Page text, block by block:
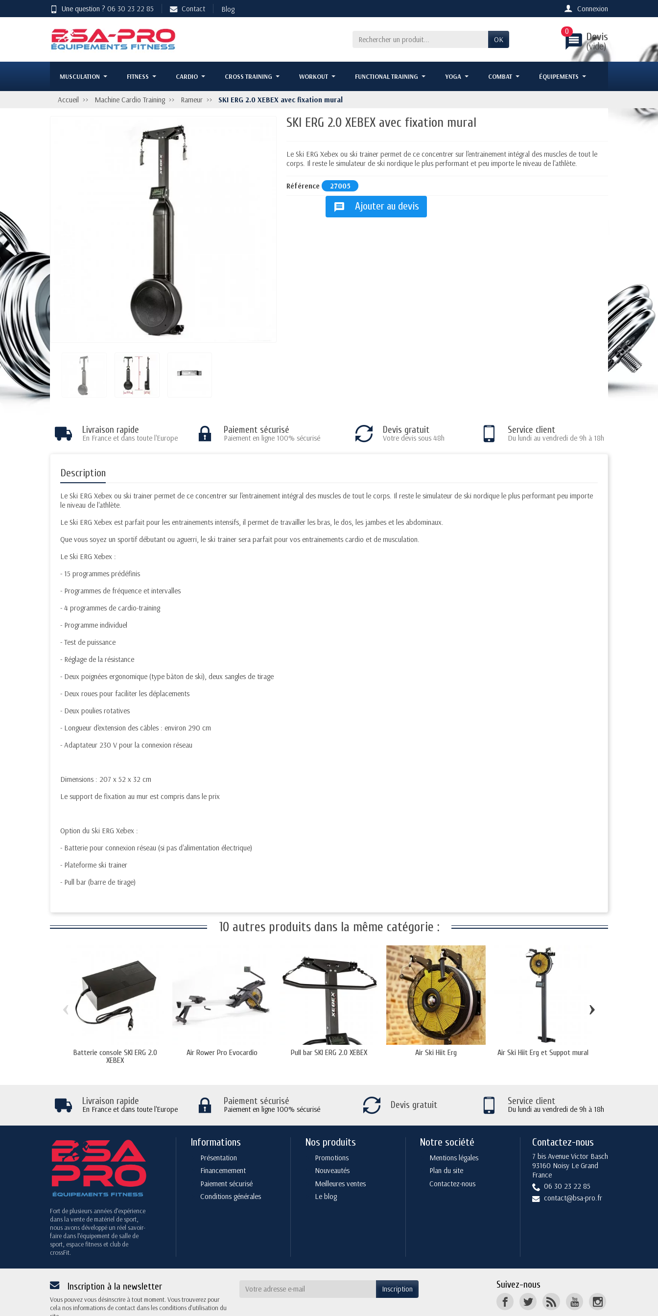
Une question ? 06 30 23 22 85 Contact Blog Connexion
OK message Devis
(vide)
0
MUSCULATION FITNESS CARDIO CROSS TRAINING WORKOUT FUNCTIONAL TRAINING YOGA COMBAT ÉQUIPEMENTS
Accueil Machine Cardio Training Rameur SKI ERG 2.0 XEBEX avec fixation mural
SKI ERG 2.0 XEBEX avec fixation mural
Le Ski ERG Xebex ou ski trainer permet de ce concentrer sur l'entrainement intégral des muscles de tout le
corps. Il reste le simulateur de ski nordique le plus performant et peu importe le niveau de l'athlète.
Référence 27005
message Ajouter au devis
Livraison rapide
En France et dans toute l'Europe
Paiement sécurisé
Paiement en ligne 100% sécurisé
Devis gratuit
Votre devis sous 48h
Service client
Du lundi au vendredi de 9h à 18h
Description
Le Ski ERG Xebex ou ski trainer permet de ce concentrer sur l'entrainement intégral des muscles de tout le corps. Il reste le simulateur de ski nordique le plus performant peu importe
le niveau de l'athlète.
Le Ski ERG Xebex est parfait pour les entrainements intensifs, il permet de travailler les bras, le dos, les jambes et les abdominaux.
Que vous soyez un sportif débutant ou aguerri, le ski trainer sera parfait pour vos entrainements cardio et de musculation.
Le Ski ERG Xebex :
- 15 programmes prédéfinis
- Programmes de fréquence et intervalles
- 4 programmes de cardio-training
- Programme individuel
- Test de puissance
- Réglage de la résistance
- Deux poignées ergonomique (type bâton de ski), deux sangles de tirage
- Deux roues pour faciliter les déplacements
- Deux poulies rotatives
- Longueur d'extension des câbles : environ 290 cm
- Adaptateur 230 V pour la connexion réseau
Dimensions : 207 x 52 x 32 cm
Le support de fixation au mur est compris dans le prix
Option du Ski ERG Xebex :
- Batterie pour connexion réseau (si pas d'alimentation électrique)
- Plateforme ski trainer
- Pull bar (barre de tirage)
10 autres produits dans la même catégorie :
Batterie console SKI ERG 2.0
XEBEX
Air Rower Pro Evocardio Pull bar SKI ERG 2.0 XEBEX Air Ski Hiit Erg Air Ski Hiit Erg et Suppot mural
‹ ›
Livraison rapide
En France et dans toute l'Europe
Paiement sécurisé
Paiement en ligne 100% sécurisé Devis gratuit Service client
Du lundi au vendredi de 9h à 18h
Fort de plusieurs années d’expérience
dans la vente de matériel de sport,
nous avons développé un réel savoir-
faire dans l’équipement de salle de
sport, espace fitness et club de
crossFit.
Informations
Présentation
Financemement
Paiement sécurisé
Conditions générales
Nos produits
Promotions
Nouveautés
Meilleures ventes
Le blog
Notre société
Mentions légales
Plan du site
Contactez-nous
Contactez-nous
7 bis Avenue Victor Basch
93160 Noisy Le Grand
France
06 30 23 22 85
contact@bsa-pro.fr
Inscription à la newsletter
Vous pouvez vous désinscrire à tout moment. Vous trouverez pour
cela nos informations de contact dans les conditions d'utilisation du
Suivez-nous